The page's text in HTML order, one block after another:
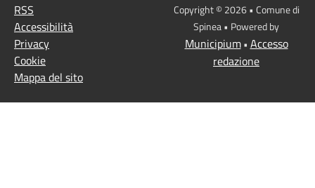
RSS
Accessibilità
Privacy
Cookie
Mappa del sito
Copyright © 2026 • Comune di
Spinea • Powered by
Municipium• Accesso
redazione